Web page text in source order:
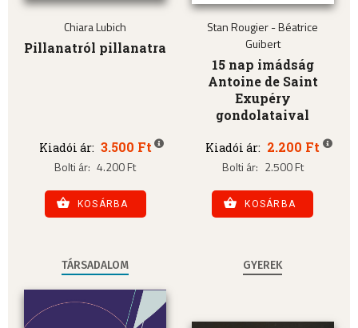
Chiara Lubich
Pillanatról pillanatra
Kiadói ár: 3.500 Ft
Bolti ár: 4.200 Ft
KOSÁRBA
Stan Rougier - Béatrice
Guibert
15 nap imádság
Antoine de Saint
Exupéry
gondolataival
Kiadói ár: 2.200 Ft
Bolti ár: 2.500 Ft
KOSÁRBA
TÁRSADALOM GYEREK